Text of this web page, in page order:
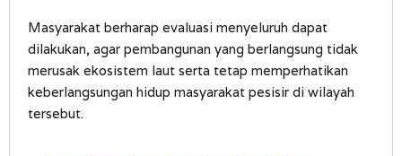
Masyarakat berharap evaluasi menyeluruh dapat
dilakukan, agar pembangunan yang berlangsung tidak
merusak ekosistem laut serta tetap memperhatikan
keberlangsungan hidup masyarakat pesisir di wilayah
tersebut.